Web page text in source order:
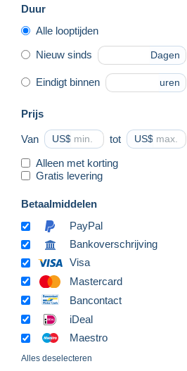
Duur
Alle looptijden
Nieuw sinds Dagen
Eindigt binnen uren
Prijs
Van US$ tot US$
Alleen met korting
Gratis levering
Betaalmiddelen
PayPal
Bankoverschrijving
Visa
Mastercard
Bancontact
iDeal
Maestro
Alles deselecteren